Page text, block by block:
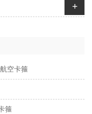
+
空卡箍
箍